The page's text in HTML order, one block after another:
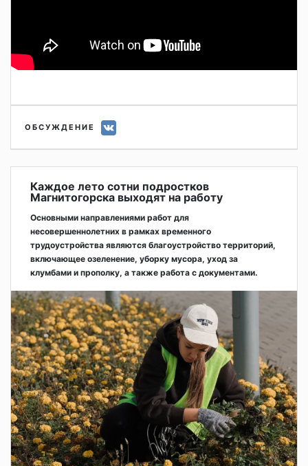
ОБСУЖДЕНИЕ
Каждое лето сотни подростков
Магнитогорска выходят на работу
Основными направлениями работ для
несовершеннолетних в рамках временного
трудоустройства являются благоустройство территорий,
включающее озеленение, уборку мусора, уход за
клумбами и прополку, а также работа с документами.